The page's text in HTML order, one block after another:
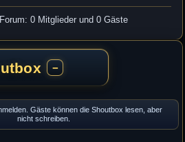
0 Mitglieder und 0 Gäste
−
Gäste können die Shoutbox lesen, aber
nicht schreiben.